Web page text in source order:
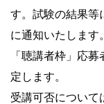
す。試験の結果等
に通知いたします。
「聴講者枠」応
定します。
受講可否について